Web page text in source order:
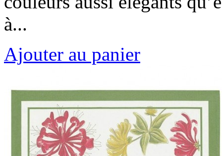
à...
Ajouter au panier